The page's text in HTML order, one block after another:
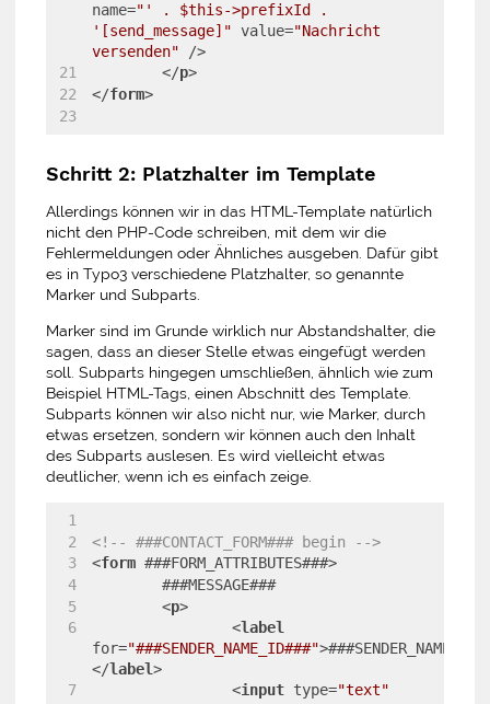
name="' . $this->prefixId .
'[send_message]" value="Nachricht
versenden" />
</p>
</form>
Schritt 2: Platzhalter im Template
Allerdings können wir in das HTML-Template natürlich
nicht den PHP-Code schreiben, mit dem wir die
Fehlermeldungen oder Ähnliches ausgeben. Dafür gibt
es in Typo3 verschiedene Platzhalter, so genannte
Marker und Subparts.
Marker sind im Grunde wirklich nur Abstandshalter, die
sagen, dass an dieser Stelle etwas eingefügt werden
soll. Subparts hingegen umschließen, ähnlich wie zum
Beispiel HTML-Tags, einen Abschnitt des Template.
Subparts können wir also nicht nur, wie Marker, durch
etwas ersetzen, sondern wir können auch den Inhalt
des Subparts auslesen. Es wird vielleicht etwas
deutlicher, wenn ich es einfach zeige.
<!-- ###CONTACT_FORM### begin -->
<form ###FORM_ATTRIBUTES###>
	###MESSAGE###
<p>
<label
for="###SENDER_NAME_ID###">
</label>
<input type="text"